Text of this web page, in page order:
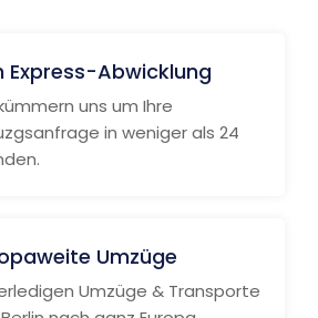
Express-Abwicklung
uns um Ihre
in weniger als 24
Umzüge
Umzüge & Transporte